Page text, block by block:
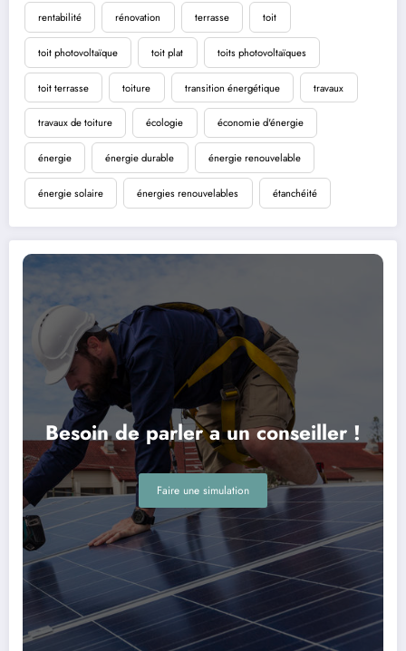
rentabilité rénovation terrasse toit
toit photovoltaïque toit plat toits photovoltaïques
toit terrasse toiture transition énergétique travaux
travaux de toiture écologie économie d'énergie
énergie énergie durable énergie renouvelable
énergie solaire énergies renouvelables étanchéité
Besoin de parler a un conseiller !
Faire une simulation